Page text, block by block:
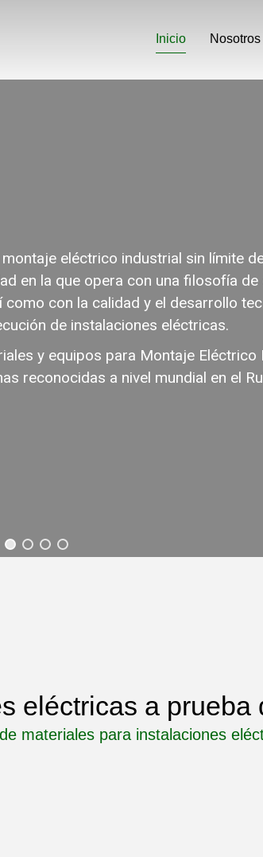
Inicio Nosotros
eléctrico industrial sin límite
en la que opera con una filosofía
con la calidad y el desarrollo
de instalaciones eléctricas.
y equipos para Montaje Eléctrico
reconocidas a nivel mundial en el
eléctricas a prueba
materiales para instalaciones